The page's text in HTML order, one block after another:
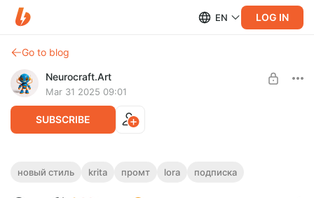
EN LOG IN
Go to blog
Neurocraft.Art
Mar 31 2025 09:01
SUBSCRIBE
Изучаем промт: ДогоМур — любовь,
новый стиль krita промт lora подписка